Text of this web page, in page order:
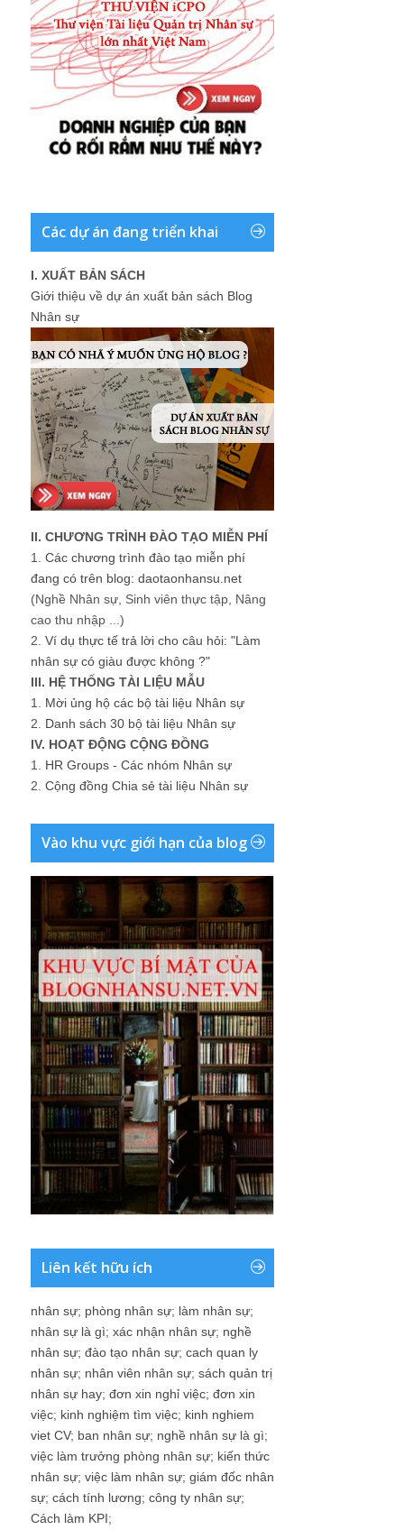
Các dự án đang triển khai
I. XUẤT BẢN SÁCH
Giới thiệu về dự án xuất bản sách Blog
Nhân sự
II. CHƯƠNG TRÌNH ĐÀO TẠO MIỄN PHÍ
1. Các chương trình đào tạo miễn phí
đang có trên blog: daotaonhansu.net
(Nghề Nhân sự, Sinh viên thực tập, Nâng
cao thu nhập ...)
2. Ví dụ thực tế trả lời cho câu hỏi: "Làm
nhân sự có giàu được không ?"
III. HỆ THỐNG TÀI LIỆU MẪU
1. Mời ủng hộ các bộ tài liệu Nhân sự
2. Danh sách 30 bộ tài liệu Nhân sự
IV. HOẠT ĐỘNG CỘNG ĐỒNG
1. HR Groups - Các nhóm Nhân sự
2. Cộng đồng Chia sẻ tài liệu Nhân sự
Vào khu vực giới hạn của blog
Liên kết hữu ích
nhân sự; phòng nhân sự; làm nhân sự;
nhân sự là gì; xác nhận nhân sự; nghề
nhân sự; đào tạo nhân sự; cach quan ly
nhân sự; nhân viên nhân sự; sách quản trị
nhân sự hay; đơn xin nghỉ việc; đơn xin
việc; kinh nghiệm tìm việc; kinh nghiem
viet CV; ban nhân sự; nghề nhân sự là gì;
việc làm trưởng phòng nhân sự; kiến thức
nhân sự; việc làm nhân sự; giám đốc nhân
sự; cách tính lương; công ty nhân sự;
Cách làm KPI;